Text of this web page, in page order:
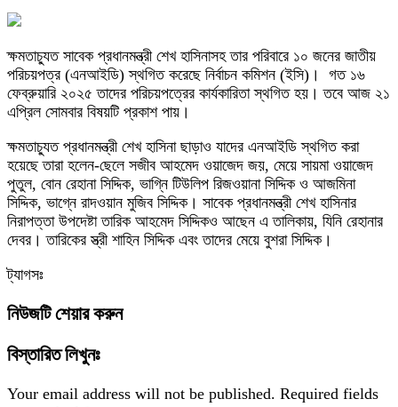
ক্ষমতাচ্যুত সাবেক প্রধানমন্ত্রী শেখ হাসিনাসহ তার পরিবারে ১০ জনের জাতীয়
পরিচয়পত্র (এনআইডি) স্থগিত করেছে নির্বাচন কমিশন (ইসি)। গত ১৬
ফেব্রুয়ারি ২০২৫ তাদের পরিচয়পত্রের কার্যকারিতা স্থগিত হয়। তবে আজ ২১
এপ্রিল সোমবার বিষয়টি প্রকাশ পায়।
ক্ষমতাচ্যুত প্রধানমন্ত্রী শেখ হাসিনা ছাড়াও যাদের এনআইডি স্থগিত করা
হয়েছে তারা হলেন-ছেলে সজীব আহমেদ ওয়াজেদ জয়, মেয়ে সায়মা ওয়াজেদ
পুতুল, বোন রেহানা সিদ্দিক, ভাগ্নি টিউলিপ রিজওয়ানা সিদ্দিক ও আজমিনা
সিদ্দিক, ভাগ্নে রাদওয়ান মুজিব সিদ্দিক। সাবেক প্রধানমন্ত্রী শেখ হাসিনার
নিরাপত্তা উপদেষ্টা তারিক আহমেদ সিদ্দিকও আছেন এ তালিকায়, যিনি রেহানার
দেবর। তারিকের স্ত্রী শাহিন সিদ্দিক এবং তাদের মেয়ে বুশরা সিদ্দিক।
ট্যাগসঃ
নিউজটি শেয়ার করুন
বিস্তারিত লিখুনঃ
Your email address will not be published. Required fields